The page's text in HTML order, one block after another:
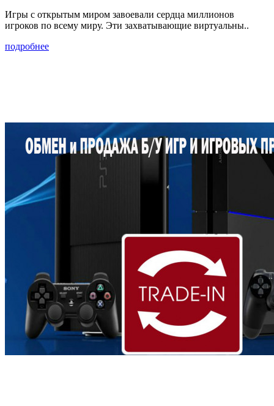
Игры с открытым миром завоевали сердца миллионов
игроков по всему миру. Эти захватывающие виртуальны..
подробнее